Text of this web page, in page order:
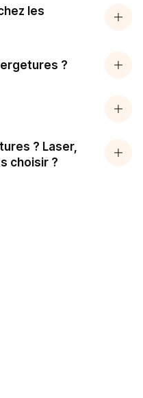
les
?
? Laser,
choisir ?